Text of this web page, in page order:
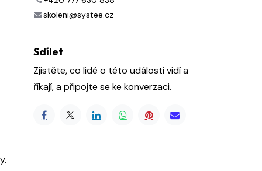
skoleni@systee.cz
Sdílet
Zjistěte, co lidé o této události vidí a
říkají, a připojte se ke konverzaci.